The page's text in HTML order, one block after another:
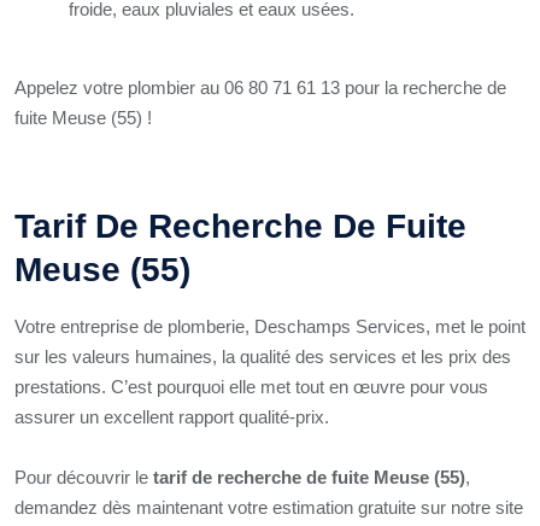
froide, eaux pluviales et eaux usées.
Appelez votre plombier au 06 80 71 61 13 pour la recherche de
fuite Meuse (55) !
Tarif De Recherche De Fuite
Meuse (55)
Votre entreprise de plomberie, Deschamps Services, met le point
sur les valeurs humaines, la qualité des services et les prix des
prestations. C’est pourquoi elle met tout en œuvre pour vous
assurer un excellent rapport qualité-prix.
Pour découvrir le tarif de recherche de fuite Meuse (55),
demandez dès maintenant votre estimation gratuite sur notre site